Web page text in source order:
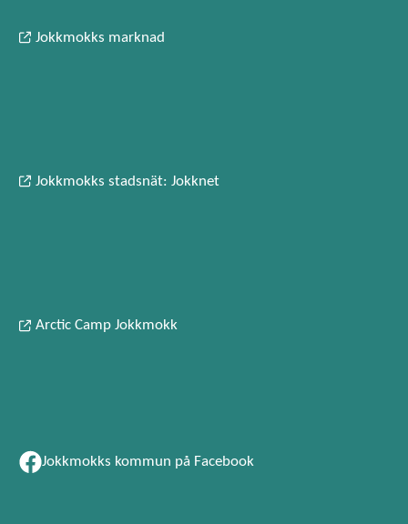
Jokkmokks marknad
Jokkmokks stadsnät: Jokknet
Arctic Camp Jokkmokk
Jokkmokks kommun på Facebook